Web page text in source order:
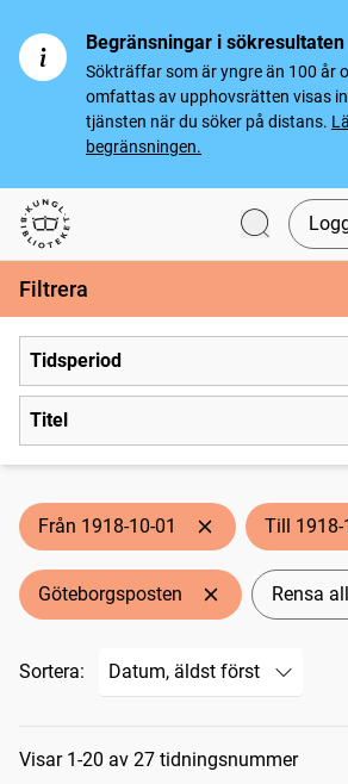
Begränsningar i sökresultaten
Sökträffar som är yngre än 100 år
omfattas av upphovsrätten visas
tjänsten när du söker på distans.
begränsningen.
Svenska tidningar
Filtrera
Tidsperiod
Titel
Från 1918-10-01 Till 1918-
Göteborgsposten Rensa
Sortera:
Sökresultat
Visar 1-20 av 27 tidningsnummer